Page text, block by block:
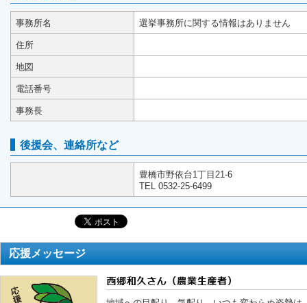
事務所名 選挙事務所に関する情報はありません
住所
地図
電話番号
事務長
後援会、連絡所など
豊橋市野依台1丁目21-6
TEL 0532-25-6499
応援メッセージ